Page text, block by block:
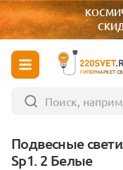
ГИПЕРМАРКЕТ
Подвесные
Sp1. 2 Белые